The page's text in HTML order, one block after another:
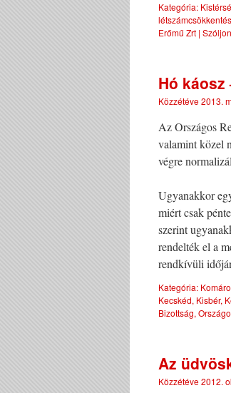
Kategória:
létszámcsökkentés
Erőmű Zrt |
Hó káosz
Közzétéve2013.
Az Országos
valamint közel
végre
Ugyanakkor
miért csak
szerint
rendelték el a
rendkívüli
Kategória:
Kecskéd, Kisbér,
Bizottság,
Az
Közzétéve2012.